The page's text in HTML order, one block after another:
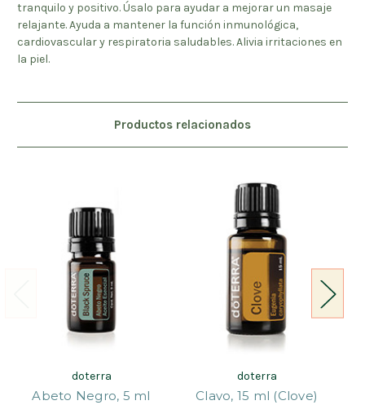
tranquilo y positivo. Úsalo para ayudar a mejorar un masaje
relajante. Ayuda a mantener la función inmunológica,
cardiovascular y respiratoria saludables. Alivia irritaciones en
la piel.
Productos relacionados
doterra
Abeto Negro, 5 ml
doterra
Clavo, 15 ml (Clove)